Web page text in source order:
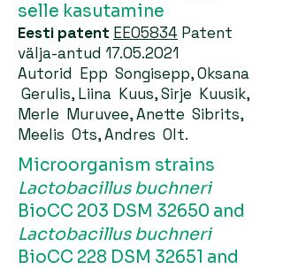
selle kasutamine
Eesti patent EE05834 Patent
välja-antud 17.05.2021
Autorid Epp Songisepp, Oksana
Gerulis, Liina Kuus, Sirje Kuusik,
Merle Muruvee, Anette Sibrits,
Meelis Ots, Andres Olt.
Microorganism strains
Lactobacillus buchneri
BioCC 203 DSM 32650 and
Lactobacillus buchneri
BioCC 228 DSM 32651 and